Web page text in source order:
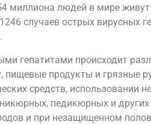
миллиона людей в мире живут
случаев острых
гепатитами происходит
пищевые продукты и грязные
средств, использовании
педикюрных и
и при незащищенном